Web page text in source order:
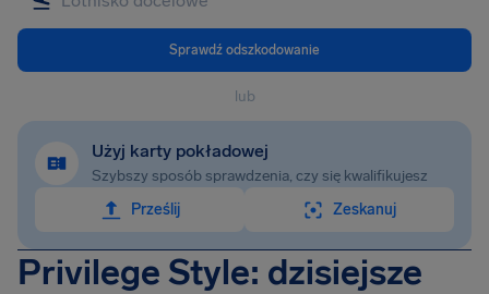
Sprawdź odszkodowanie
lub
Użyj karty pokładowej
Szybszy sposób sprawdzenia, czy się kwalifikujesz
Prześlij
Zeskanuj
Privilege Style: dzisiejsze